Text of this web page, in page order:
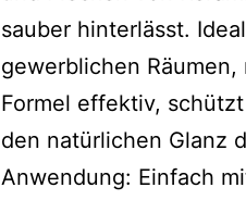
sauber hinterlässt.
gewerblichen
Formel effektiv,
den natürlichen Glanz
Anwendung: Einfach